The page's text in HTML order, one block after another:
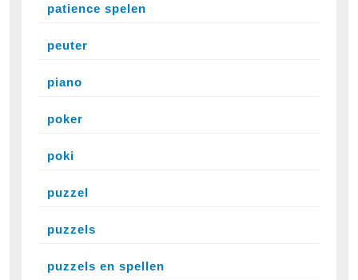
patience spelen
peuter
piano
poker
poki
puzzel
puzzels
puzzels en spellen